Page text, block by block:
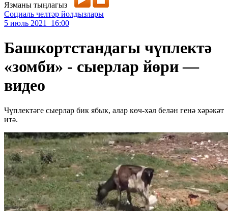
Язманы тыңлагыз
Социаль челтәр йолдызлары
5 июль 2021 16:00
Башкортстандагы чүплектә
«зомби» - сыерлар йөри —
видео
Чүплектәге сыерлар бик ябык, алар көч-хәл белән генә хәрәкәт
итә.